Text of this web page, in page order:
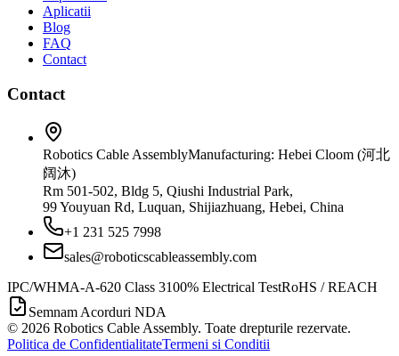
Aplicatii
Blog
FAQ
Contact
Contact
Robotics Cable AssemblyManufacturing: Hebei Cloom (河北
阔沐)
Rm 501-502, Bldg 5, Qiushi Industrial Park,
99 Youyuan Rd, Luquan, Shijiazhuang, Hebei, China
+1 231 525 7998
sales@roboticscableassembly.com
IPC/WHMA-A-620 Class 3100% Electrical TestRoHS / REACH
Semnam Acorduri NDA
© 2026 Robotics Cable Assembly. Toate drepturile rezervate.
Politica de ConfidentialitateTermeni si Conditii